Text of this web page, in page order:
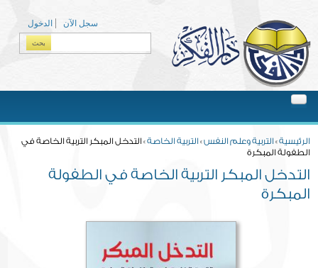
الدخول
سجل الآن
الرئيسية» التربية وعلم النفس» التربية الخاصة» التدخل المبكر التربية الخاصة في
الطفولة المبكرة
التدخل المبكر التربية الخاصة في الطفولة
المبكرة